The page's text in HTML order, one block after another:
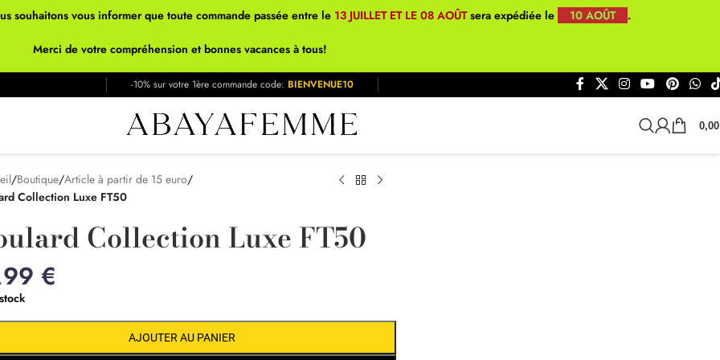
souhaitons vous informer que toute commande passée entre le 13 JUILLET ET LE 08 AOÛTsera expédiée le 10 AOÛT .
Merci de votre compréhension et bonnes vacances à tous!
-10% sur votre 1ère commande code: BIENVENUE10
/Boutique/Article à partir de 15 euro/
Collection Luxe FT50
Collection Luxe FT50
€
AJOUTER AU PANIER